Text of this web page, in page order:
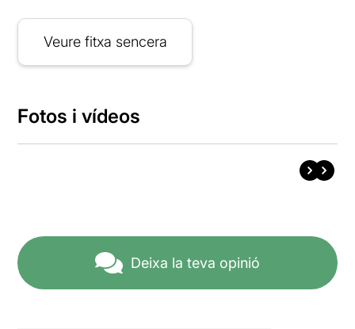
Veure fitxa sencera
Fotos i vídeos
Deixa la teva opinió